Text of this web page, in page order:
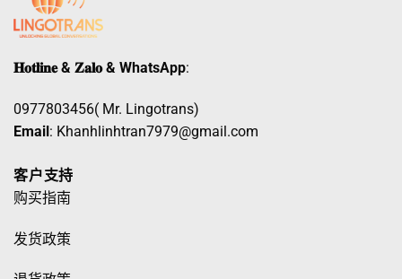
𝐇𝐨𝐭𝐥𝐢𝐧𝐞 & 𝐙𝐚𝐥𝐨 & WhatsApp:
0977803456( Mr. Lingotrans)
Email: Khanhlinhtran7979@gmail.com
客户支持
购买指南
发货政策